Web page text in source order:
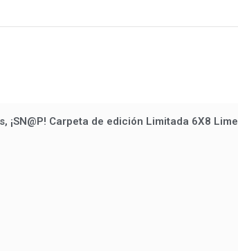
¡SN@P! Carpeta de edición Limitada 6X8 Lime